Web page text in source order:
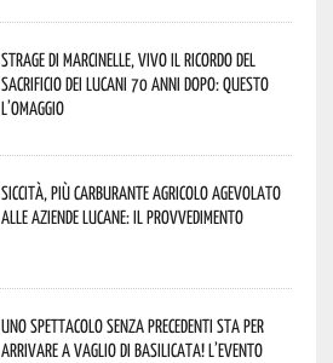
Strage di Marcinelle, vivo il ricordo del
sacrificio dei lucani 70 anni dopo: questo
l’omaggio
Siccità, più carburante agricolo agevolato
alle aziende lucane: il provvedimento
Uno spettacolo senza precedenti sta per
arrivare a Vaglio di Basilicata! L’evento